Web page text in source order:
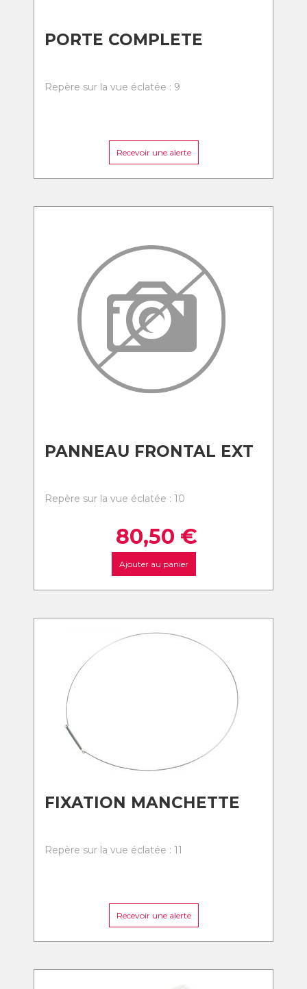
PORTE COMPLETE
Repère sur la vue éclatée : 9
Recevoir une alerte
PANNEAU FRONTAL EXT
Repère sur la vue éclatée : 10
80,50 €
Ajouter au panier
FIXATION MANCHETTE
Repère sur la vue éclatée : 11
Recevoir une alerte